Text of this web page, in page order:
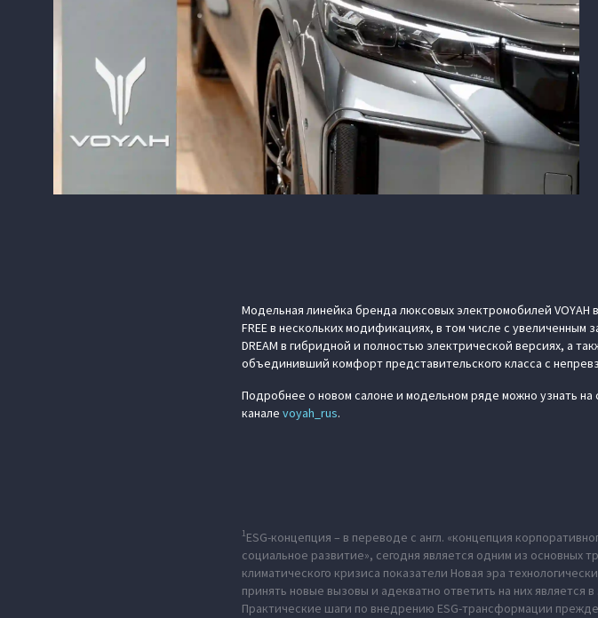
Модельная линейка бренда люксовых электромобилей
FREE в нескольких модификациях, в том числе с
DREAM в гибридной и полностью электрической версиях, а
объединивший комфорт представительского класса с
Подробнее о новом салоне и модельном ряде можно узнать на
канале voyah_rus.
1ESG-концепция – в переводе с англ. «концепция
социальное развитие», сегодня является одним из основных
климатического кризиса показатели Новая эра
принять новые вызовы и адекватно ответить на них
Практические шаги по внедрению ESG-трансформации